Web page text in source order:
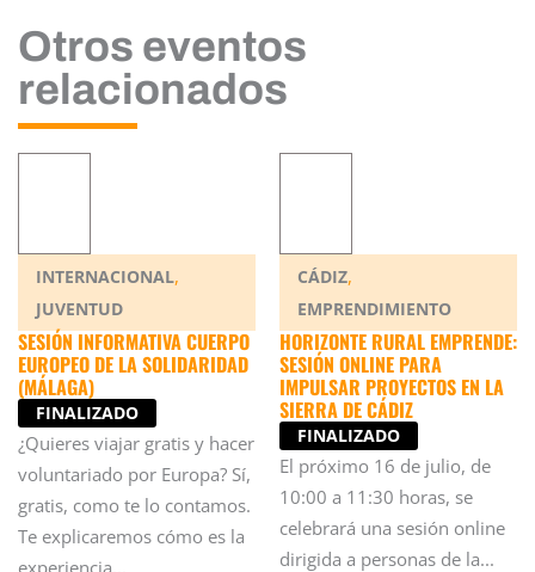
Otros eventos
relacionados
INTERNACIONAL,
JUVENTUD
SESIÓN INFORMATIVA CUERPO
EUROPEO DE LA SOLIDARIDAD
(MÁLAGA)
FINALIZADO
¿Quieres viajar gratis y hacer
voluntariado por Europa? Sí,
gratis, como te lo contamos.
Te explicaremos cómo es la
CÁDIZ,
EMPRENDIMIENTO
HORIZONTE RURAL EMPRENDE:
SESIÓN ONLINE PARA
IMPULSAR PROYECTOS EN LA
SIERRA DE CÁDIZ
FINALIZADO
El próximo 16 de julio, de
10:00 a 11:30 horas, se
celebrará una sesión online
dirigida a personas de la...